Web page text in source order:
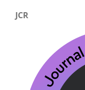
JCR